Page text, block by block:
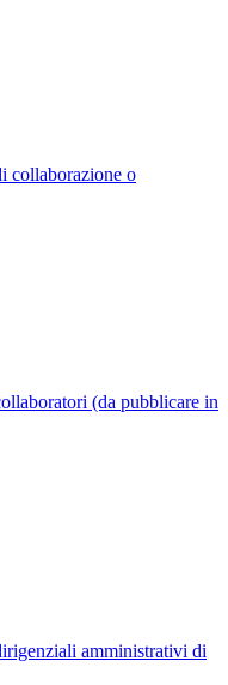
collaborazione o
(da pubblicare in
amministrativi di